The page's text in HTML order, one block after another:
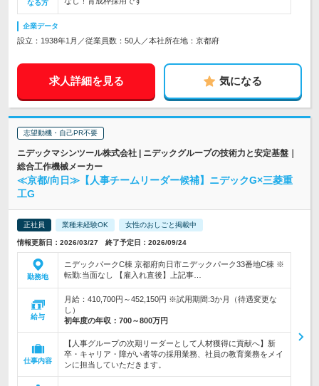
なる方
企業データ
設立：1938年1月／従業員数：50人／本社所在地：京都府
求人詳細を見る 気になる
志望動機・自己PR不要
ニデックマシンツール株式会社 | ニデックグループの技術力と安定基盤｜
総合工作機械メーカー
≪京都/向日≫【人事チームリーダー候補】ニデックG×三菱重
工G
正社員 業種未経験OK 女性のおしごと掲載中
情報更新日：2026/03/27 終了予定日：2026/09/24
勤務地
ニデックパークC棟 京都府向日市ニデックパーク33番地C棟 ※
転勤:当面なし 【雇入れ直後】上記事…
給与
月給：410,700円～452,150円 ※試用期間:3か月（待遇変更な
し）
初年度の年収： 700～800万円
仕事内容
【人事グループの次期リーダーとして人材獲得に貢献へ】新
卒・キャリア・障がい者等の採用業務、社員の教育業務をメイ
ンに担当していただきます。